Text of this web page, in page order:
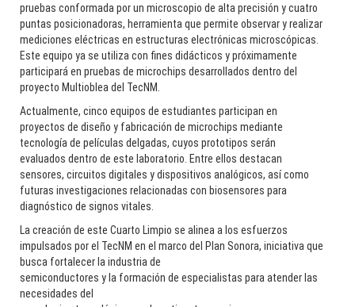
pruebas conformada por un microscopio de alta precisión y cuatro
puntas posicionadoras, herramienta que permite observar y realizar
mediciones eléctricas en estructuras electrónicas microscópicas.
Este equipo ya se utiliza con fines didácticos y próximamente
participará en pruebas de microchips desarrollados dentro del
proyecto Multioblea del TecNM.
Actualmente, cinco equipos de estudiantes participan en
proyectos de diseño y fabricación de microchips mediante
tecnología de películas delgadas, cuyos prototipos serán
evaluados dentro de este laboratorio. Entre ellos destacan
sensores, circuitos digitales y dispositivos analógicos, así como
futuras investigaciones relacionadas con biosensores para
diagnóstico de signos vitales.
La creación de este Cuarto Limpio se alinea a los esfuerzos
impulsados por el TecNM en el marco del Plan Sonora, iniciativa que
busca fortalecer la industria de
semiconductores y la formación de especialistas para atender las
necesidades del